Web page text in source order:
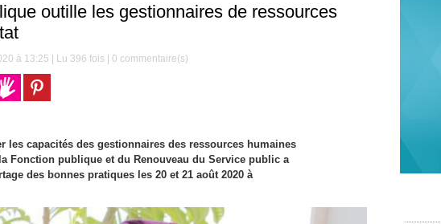
outille les gestionnaires de ressources
à 13:25 | Lu 396 fois | 0 commentaire(s)
les capacités des gestionnaires des ressources humaines
Fonction publique et du Renouveau du Service public a
des bonnes pratiques les 20 et 21 août 2020 à